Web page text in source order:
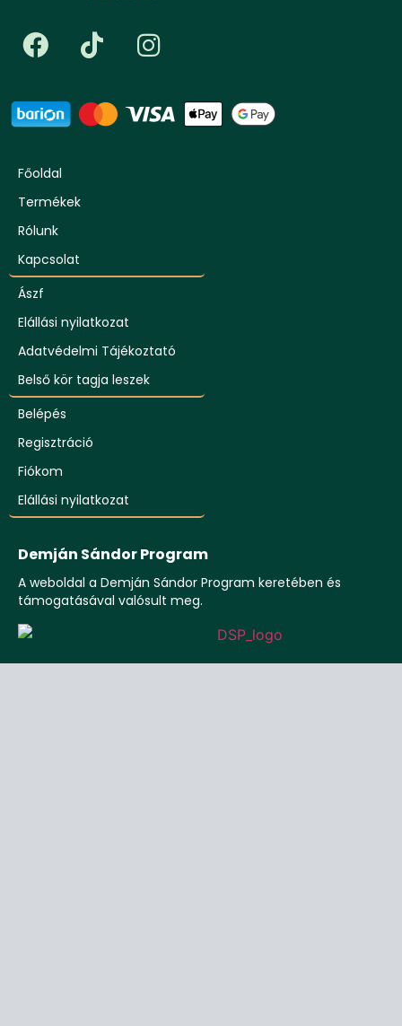
Főoldal
Termékek
Rólunk
Kapcsolat
Ászf
Elállási nyilatkozat
Adatvédelmi Tájékoztató
Belső kör tagja leszek
Belépés
Regisztráció
Fiókom
Elállási nyilatkozat
Demján Sándor Program
A weboldal a Demján Sándor Program keretében és
támogatásával valósult meg.